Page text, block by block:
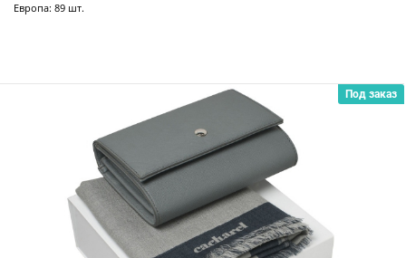
Европа: 89 шт.
Под заказ